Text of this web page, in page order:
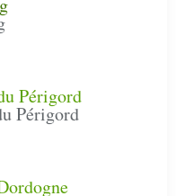
Périgord